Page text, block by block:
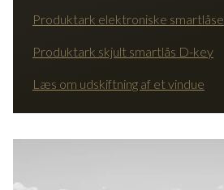
Produktark elektroniske smartlåse
Produktark skjult smartlås D-key
Læs om udskiftning af et vindue